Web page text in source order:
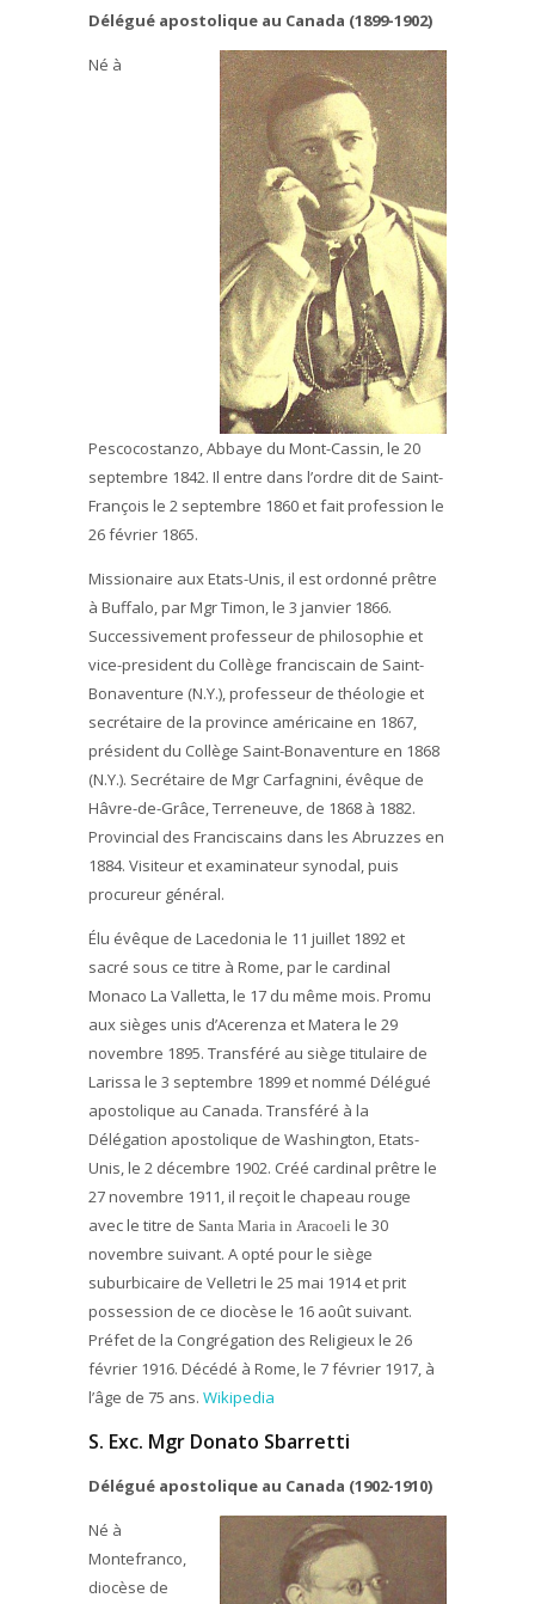
Délégué apostolique au Canada (1899-1902)
Né à
Pescocostanzo, Abbaye du Mont-Cassin, le 20
septembre 1842. Il entre dans l’ordre dit de Saint-
François le 2 septembre 1860 et fait profession le
26 février 1865.
Missionaire aux Etats-Unis, il est ordonné prêtre
à Buffalo, par Mgr Timon, le 3 janvier 1866.
Successivement professeur de philosophie et
vice-president du Collège franciscain de Saint-
Bonaventure (N.Y.), professeur de théologie et
secrétaire de la province américaine en 1867,
président du Collège Saint-Bonaventure en 1868
(N.Y.). Secrétaire de Mgr Carfagnini, évêque de
Hâvre-de-Grâce, Terreneuve, de 1868 à 1882.
Provincial des Franciscains dans les Abruzzes en
1884. Visiteur et examinateur synodal, puis
procureur général.
Élu évêque de Lacedonia le 11 juillet 1892 et
sacré sous ce titre à Rome, par le cardinal
Monaco La Valletta, le 17 du même mois. Promu
aux sièges unis d’Acerenza et Matera le 29
novembre 1895. Transféré au siège titulaire de
Larissa le 3 septembre 1899 et nommé Délégué
apostolique au Canada. Transféré à la
Délégation apostolique de Washington, Etats-
Unis, le 2 décembre 1902. Créé cardinal prêtre le
27 novembre 1911, il reçoit le chapeau rouge
avec le titre de Santa Maria in Aracoeli le 30
novembre suivant. A opté pour le siège
suburbicaire de Velletri le 25 mai 1914 et prit
possession de ce diocèse le 16 août suivant.
Préfet de la Congrégation des Religieux le 26
février 1916. Décédé à Rome, le 7 février 1917, à
l’âge de 75 ans. Wikipedia
S. Exc. Mgr Donato Sbarretti
Délégué apostolique au Canada (1902-1910)
Né à
Montefranco,
diocèse de